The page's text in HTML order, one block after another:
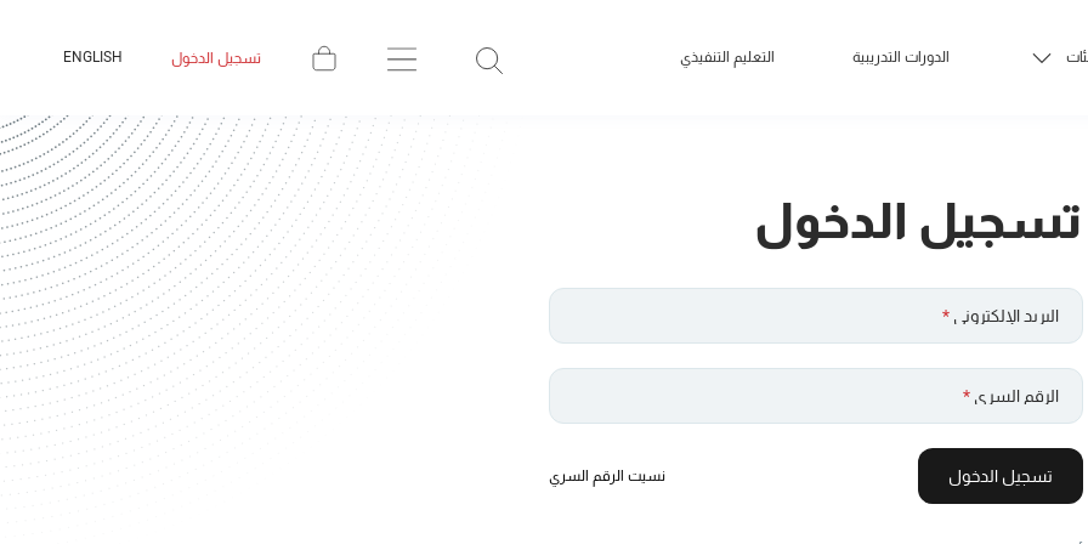
الدورات التدريبية التعليم التنفيذي تسجيل الدخول ENGLISH
تسجيل الدخول
البريد الإلكتروني *
الرقم السري *
تسجيل الدخول نسيت الرقم السري